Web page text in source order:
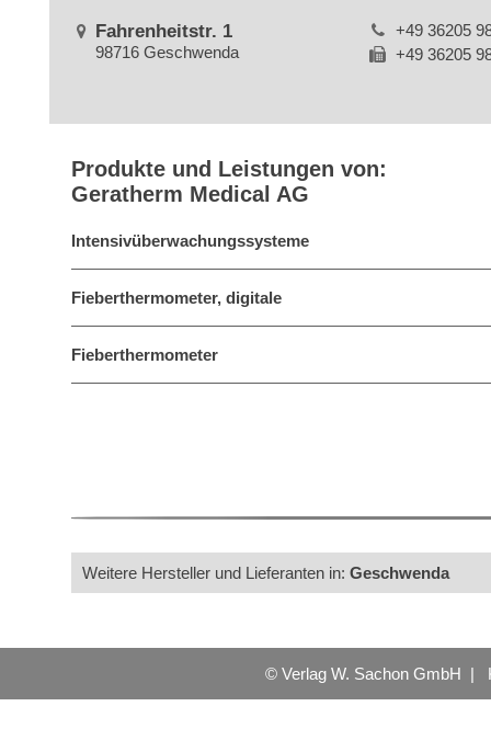
Fahrenheitstr. 1
98716 Geschwenda
+49 36205
+49 36205
Produkte und Leistungen von:
Geratherm Medical AG
Intensivüberwachungssysteme
Fieberthermometer, digitale
Fieberthermometer
Weitere Hersteller und Lieferanten in: Geschwenda
© Verlag W. Sachon GmbH |